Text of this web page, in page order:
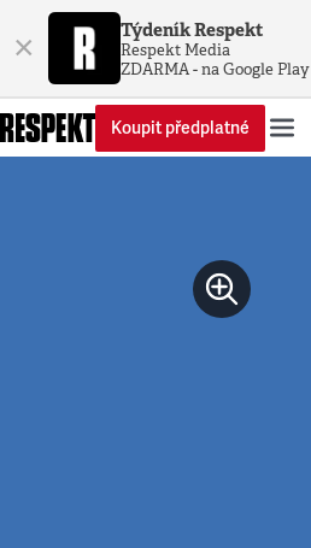
× Týdeník Respekt
Respekt Media
ZDARMA - na Google Play
Koupit předplatné